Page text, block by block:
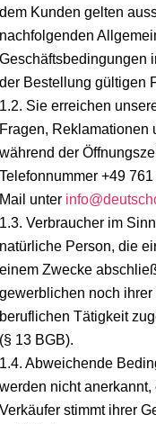
dem Kunden gelten
nachfolgenden
Geschäftsbedingungen
der Bestellung gültigen
1.2. Sie erreichen
Fragen, Reklamationen
während der
Telefonnummer +49
Mail unter
1.3. Verbraucher im
natürliche Person, die
einem Zwecke
gewerblichen noch
beruflichen Tätigkeit
(§ 13 BGB).
1.4. Abweichende
werden nicht anerkannt,
Verkäufer stimmt ihrer